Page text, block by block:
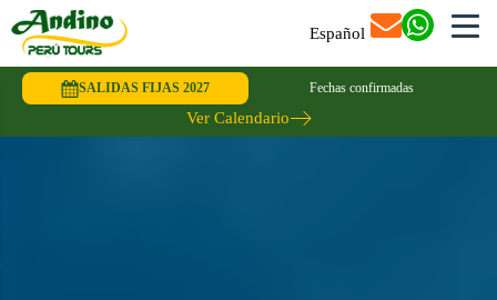
Español
SALIDAS FIJAS 2027 Fechas confirmadas
Ver Calendario